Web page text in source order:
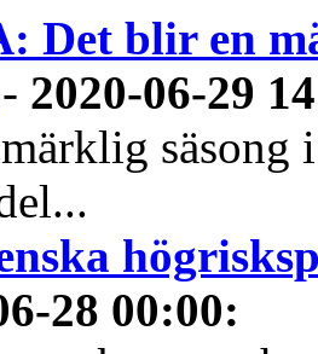
Det blir en
- 2020-06-29
säsong
28 00:00: